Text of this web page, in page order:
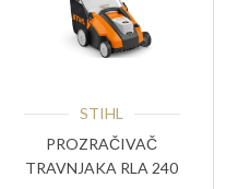
STIHL
PROZRAČIVAČ
TRAVNJAKA RLA 240